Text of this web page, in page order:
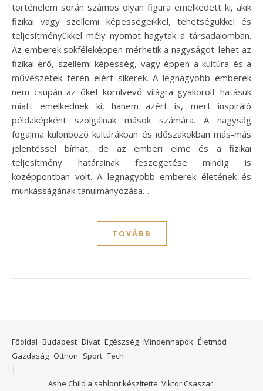
történelem során számos olyan figura emelkedett ki, akik
fizikai vagy szellemi képességeikkel, tehetségükkel és
teljesítményükkel mély nyomot hagytak a társadalomban.
Az emberek sokféleképpen mérhetik a nagyságot: lehet az
fizikai erő, szellemi képesség, vagy éppen a kultúra és a
művészetek terén elért sikerek. A legnagyobb emberek
nem csupán az őket körülvevő világra gyakorolt hatásuk
miatt emelkednek ki, hanem azért is, mert inspiráló
példaképként szolgálnak mások számára. A nagyság
fogalma különböző kultúrákban és időszakokban más-más
jelentéssel bírhat, de az emberi elme és a fizikai
teljesítmény határainak feszegetése mindig is
középpontban volt. A legnagyobb emberek életének és
munkásságának tanulmányozása…
TOVÁBB
Főoldal Budapest Divat Egészség Mindennapok Életmód
Gazdaság Otthon Sport Tech
Ashe Child a sablont készítette: Viktor Csaszar.